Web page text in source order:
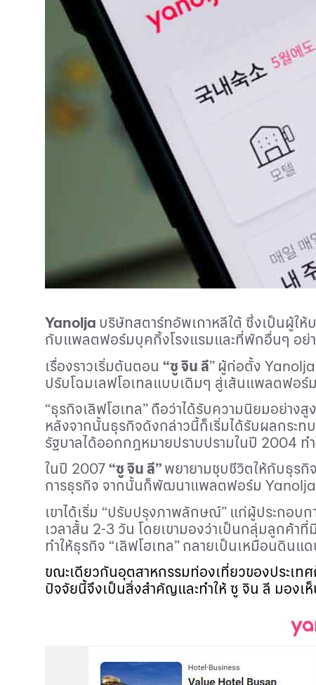
Yanolja บริษัทสตาร์ทอัพเกาหลีใต้ ซึ่งเป็นผู้ใ
กับแพลตฟอร์มบุคกิ้งโรงแรมและที่พักอื่นๆ อย่
เรื่องราวเริ่มต้นตอน “ซู จิน ลี” ผู้ก่อตั้ง Yanolja
ปรับโฉมเลฟโอเทลแบบเดิมๆ สู่เส้นแพลตฟอร์
“ธุรกิจเลิฟโฮเทล” ถือว่าได้รับความนิยมอย่างสู
หลังจากนั้นธุรกิจดังกล่าวนี้ก็เริ่มได้รับผลกระ
รัฐบาลได้ออกกฎหมายปราบปรามในปี 2004 ท
ในปี 2007 “ซู จิน ลี” พยายามชุบชีวิตให้กับธุรกิ
การธุรกิจ จากนั้นก็พัฒนาแพลตฟอร์ม Yanolja
เขาได้เริ่ม “ปรับปรุงภาพลักษณ์” แก่ผู้ประกอบ
เวลาสั้น 2-3 วัน โดยเขามองว่าเป็นกลุ่มลูกค้า
ทำให้ธุรกิจ “เลิฟโฮเทล” กลายเป็นเหมือนดิน
ขณะเดียวกันอุตสาหกรรมท่องเที่ยวของประเท
ปัจจัยนี้จึงเป็นสิ่งสำคัญและทำให้ ซู จิน ลี มอง